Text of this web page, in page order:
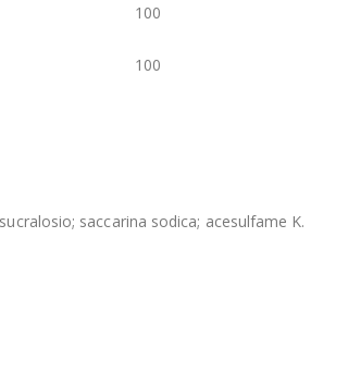
100
100
saccarina sodica; acesulfame K.